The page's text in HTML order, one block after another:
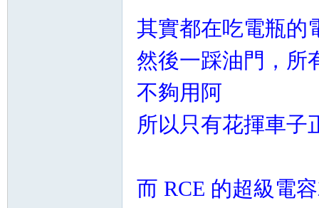
其實都在吃電瓶的
然後一踩油門，所
不夠用阿
所以只有花揮車子
而 RCE 的超級電